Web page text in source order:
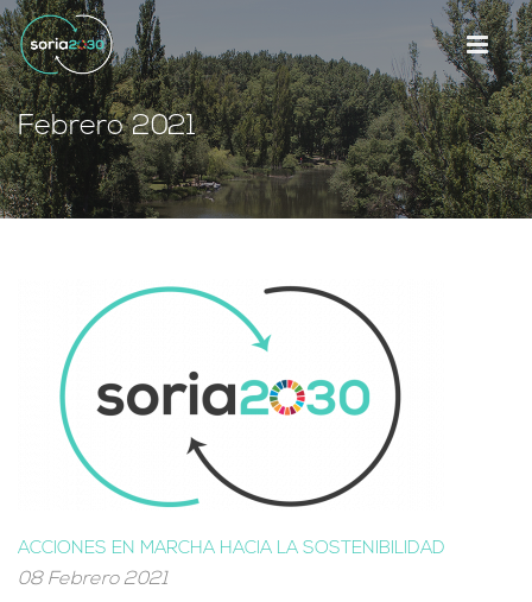
Febrero 2021
ACCIONES EN MARCHA HACIA LA SOSTENIBILIDAD
08 Febrero 2021